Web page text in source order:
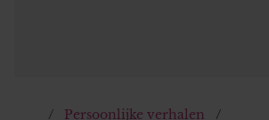
Persoonlijke verhalen